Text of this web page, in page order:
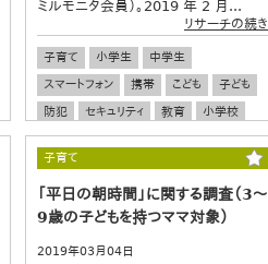
ミルモニタ会員）。2019 年 2 月...
リサーチの続き
子育て 小学生
中学生
スマートフォン
携帯 こども
子ども
防犯
セキュリティ 教育
小学校
中学校
子育て
「平日の朝時間」に関する調査（3～
9歳の子どもを持つママ対象）
2019年03月04日